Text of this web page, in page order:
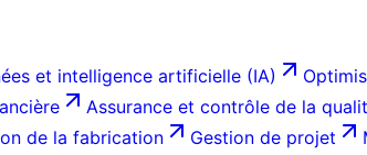
et intelligence artificielle (IA)
Assurance et contrôle de la
de la fabrication Gestion de projet